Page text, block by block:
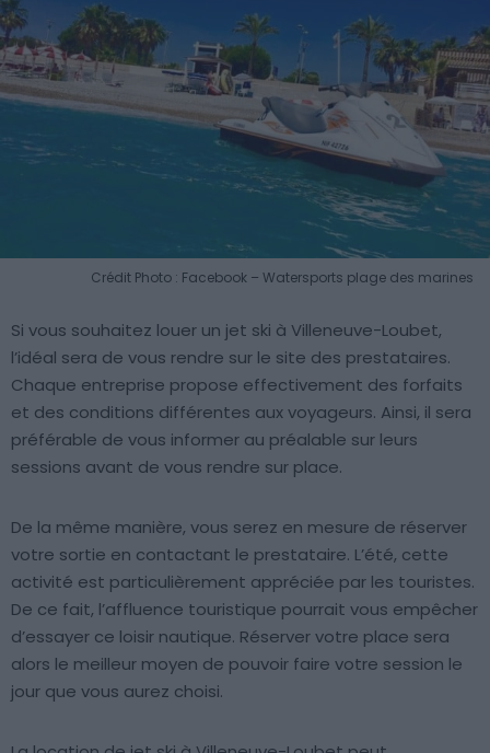
Crédit Photo : Facebook – Watersports plage des marines
Si vous souhaitez louer un jet ski à Villeneuve-Loubet,
l’idéal sera de vous rendre sur le site des prestataires.
Chaque entreprise propose effectivement des forfaits
et des conditions différentes aux voyageurs. Ainsi, il sera
préférable de vous informer au préalable sur leurs
sessions avant de vous rendre sur place.
De la même manière, vous serez en mesure de réserver
votre sortie en contactant le prestataire. L’été, cette
activité est particulièrement appréciée par les touristes.
De ce fait, l’affluence touristique pourrait vous empêcher
d’essayer ce loisir nautique. Réserver votre place sera
alors le meilleur moyen de pouvoir faire votre session le
jour que vous aurez choisi.